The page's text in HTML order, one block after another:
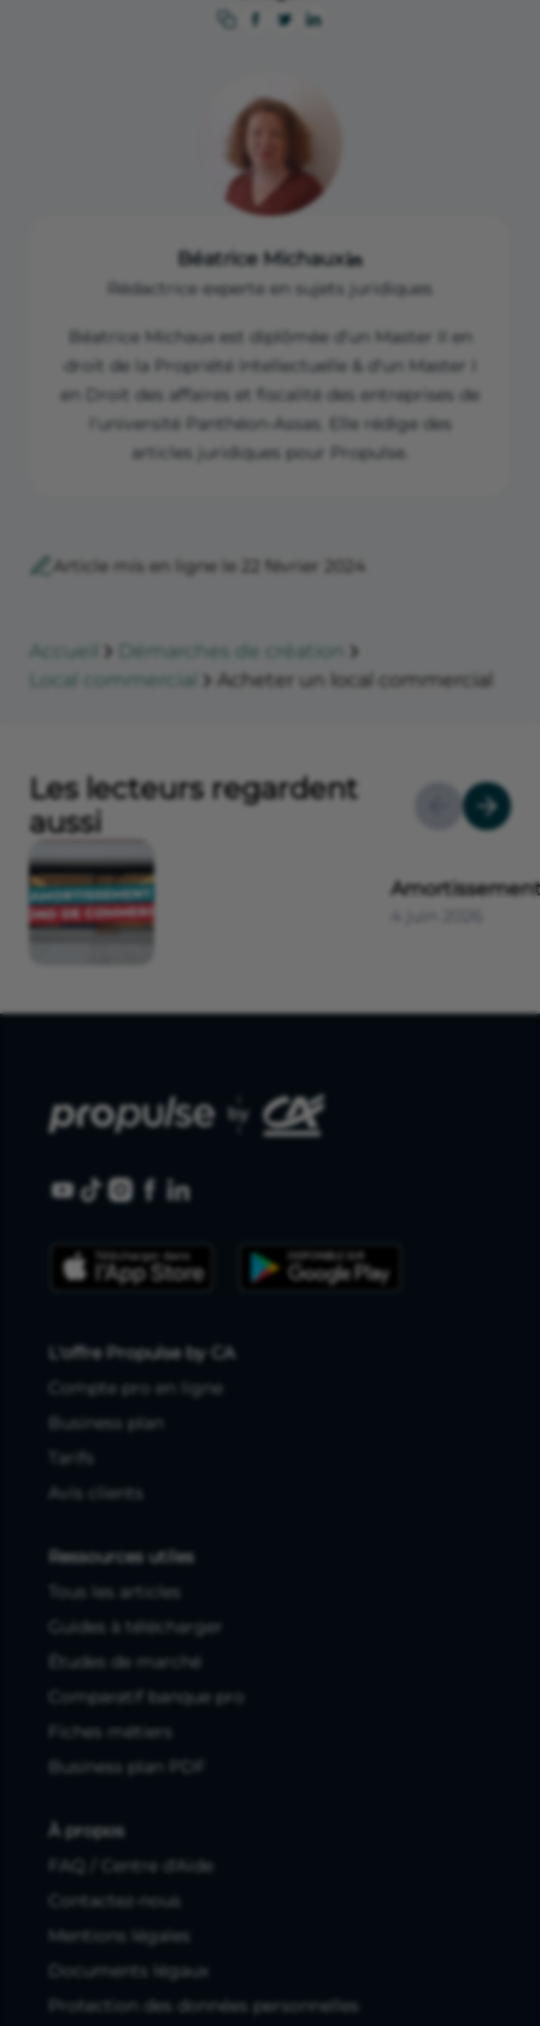
Béatrice Michaux
Rédactrice experte en sujets juridiques
Béatrice Michaux est diplômée d'un Master II en
droit de la Propriété Intellectuelle & d'un Master I
en Droit des affaires et fiscalité des entreprises de
l'université Panthéon-Assas. Elle rédige des
articles juridiques pour Propulse.
Article mis en ligne le 22 février 2024
Accueil
Démarches de création
Local commercial
Acheter un local commercial
Les lecteurs regardent
aussi
L'offre Propulse by CA
Compte pro en ligne
Business plan
Tarifs
Avis clients
Ressources utiles
Tous les articles
Guides à télécharger
Études de marché
Comparatif banque pro
Fiches métiers
Business plan PDF
À propos
FAQ / Centre d'Aide
Contactez-nous
Mentions légales
Documents légaux
Protection des données personnelles